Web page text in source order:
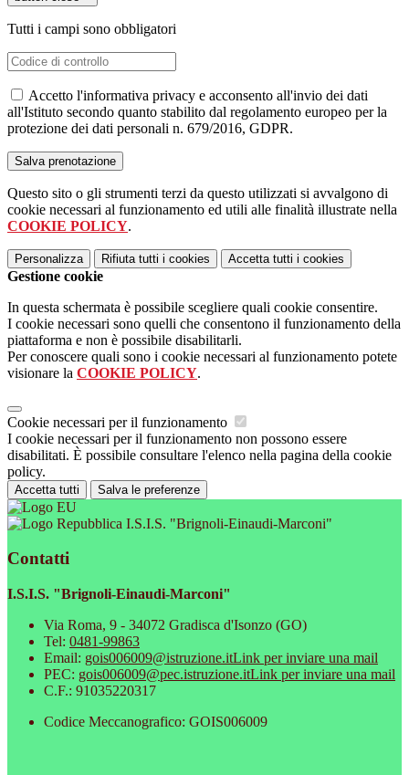
Tutti i campi sono obbligatori
Accetto l'informativa privacy e acconsento all'invio dei dati
all'Istituto secondo quanto stabilito dal regolamento europeo per la
protezione dei dati personali n. 679/2016, GDPR.
Questo sito o gli strumenti terzi da questo utilizzati si avvalgono di
cookie necessari al funzionamento ed utili alle finalità illustrate nella
COOKIE POLICY.
Personalizza Rifiuta tutti i cookies Accetta tutti i cookies
Gestione cookie
In questa schermata è possibile scegliere quali cookie consentire.
I cookie necessari sono quelli che consentono il funzionamento della
piattaforma e non è possibile disabilitarli.
Per conoscere quali sono i cookie necessari al funzionamento potete
visionare la COOKIE POLICY.
Cookie necessari per il funzionamento
I cookie necessari per il funzionamento non possono essere
disabilitati. È possibile consultare l'elenco nella pagina della cookie
policy.
Accetta tutti Salva le preferenze
I.S.I.S. "Brignoli-Einaudi-Marconi"
Contatti
I.S.I.S. "Brignoli-Einaudi-Marconi"
Via Roma, 9 - 34072 Gradisca d'Isonzo (GO)
Tel: 0481-99863
Email: gois006009@istruzione.itLink per inviare una mail
PEC: gois006009@pec.istruzione.itLink per inviare una mail
C.F.: 91035220317
Codice Meccanografico: GOIS006009